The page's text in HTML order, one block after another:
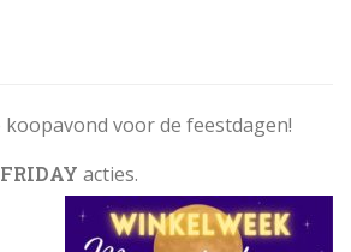
koopavond voor de feestdagen!
acties.